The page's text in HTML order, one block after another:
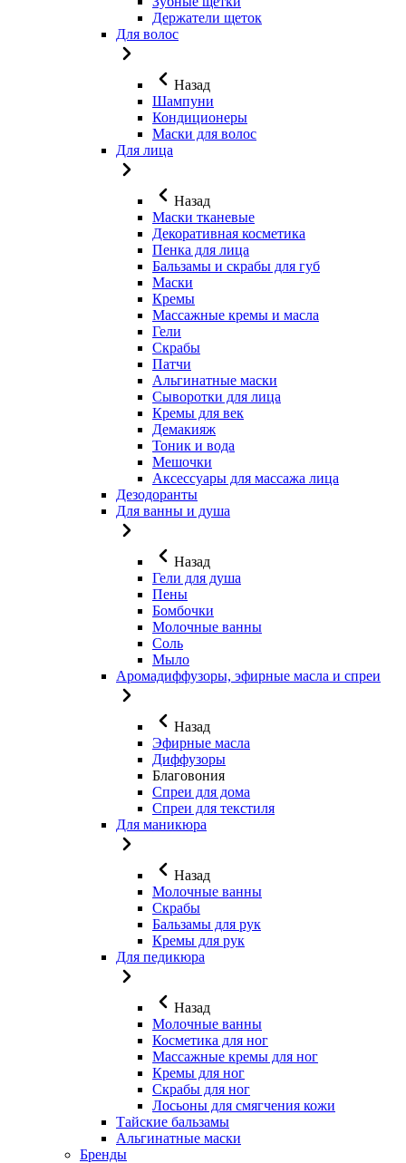
Держатели щеток
Для волос
Назад
Шампуни
Кондиционеры
Маски для волос
Для лица
Назад
Маски тканевые
Декоративная косметика
Пенка для лица
Бальзамы и скрабы для губ
Маски
Кремы
Массажные кремы и масла
Гели
Скрабы
Патчи
Альгинатные маски
Сыворотки для лица
Кремы для век
Демакияж
Тоник и вода
Мешочки
Аксессуары для массажа лица
Дезодоранты
Для ванны и душа
Назад
Гели для душа
Пены
Бомбочки
Молочные ванны
Соль
Мыло
Аромадиффузоры, эфирные масла и спреи
Назад
Эфирные масла
Диффузоры
Благовония
Спреи для дома
Спреи для текстиля
Для маникюра
Назад
Молочные ванны
Скрабы
Бальзамы для рук
Кремы для рук
Для педикюра
Назад
Молочные ванны
Косметика для ног
Массажные кремы для ног
Кремы для ног
Скрабы для ног
Лосьоны для смягчения кожи
Тайские бальзамы
Альгинатные маски
Бренды